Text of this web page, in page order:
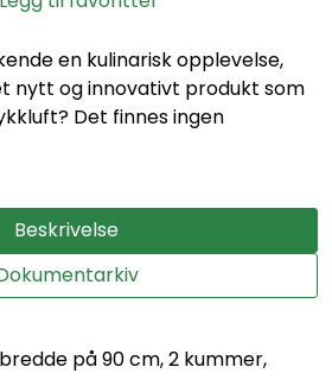
en kulinarisk opplevelse,
nytt og innovativt produkt som
Det finnes ingen
Beskrivelse
på 90 cm, 2 kummer,